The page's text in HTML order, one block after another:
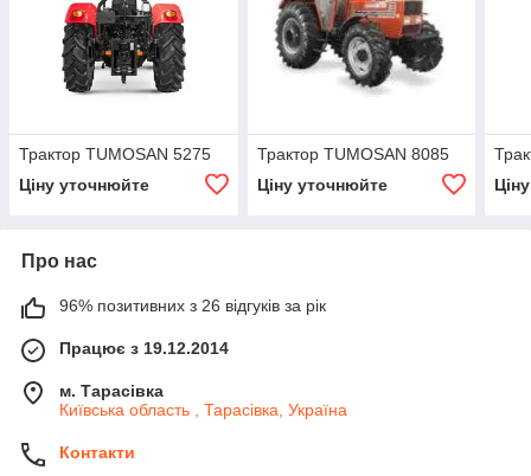
Трактор TUMOSAN 5275
Ціну уточнюйте
Трактор TUMOSAN 8085
Ціну уточнюйте
Про нас
96% позитивних з 26 відгуків за рік
Працює з 19.12.2014
м. Тарасівка
Київська область , Тарасівка, Україна
Контакти